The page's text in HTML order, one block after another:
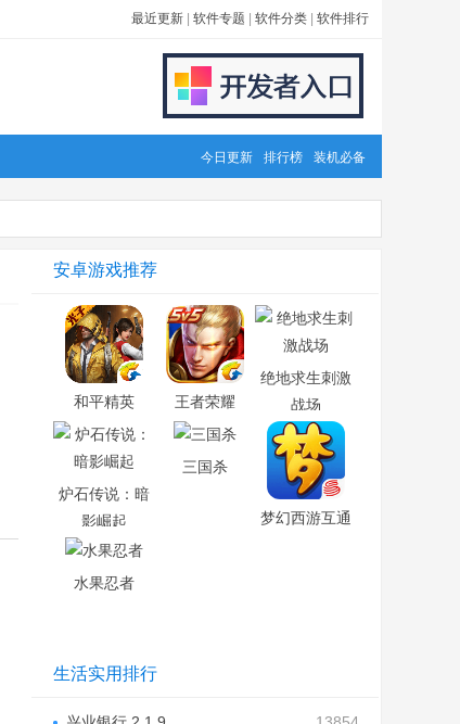
最近更新 软件专题 软件分类 软件排行
今日更新 排行榜 装机必备
安卓游戏推荐
和平精英 王者荣耀
绝地求生刺激
战场
炉石传说：暗
影崛起
三国杀
梦幻西游互通
水果忍者
生活实用排行